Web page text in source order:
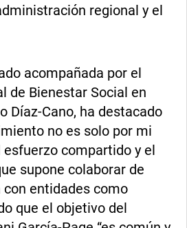
regional y el
acompañada por el
de Bienestar Social en
Díaz-Cano, ha destacado
no es solo por mi
compartido y el
supone colaborar de
entidades como
que el objetivo del